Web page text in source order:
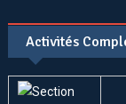
Activités